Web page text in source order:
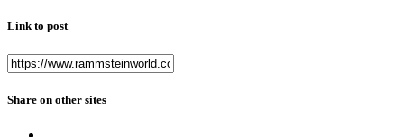
Link to post
Share on other sites